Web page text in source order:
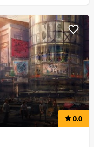
0.0